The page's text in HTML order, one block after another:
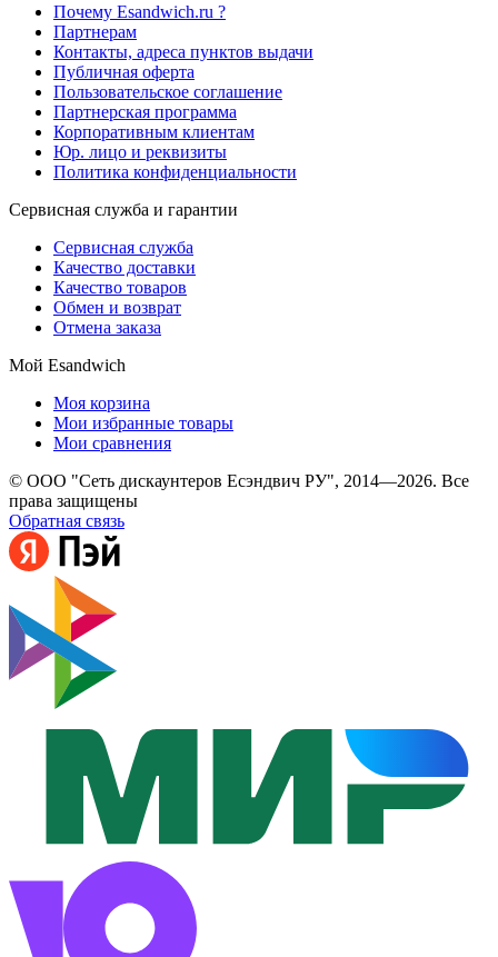
Почему Esandwich.ru ?
Партнерам
Контакты, адреса пунктов выдачи
Публичная оферта
Пользовательское соглашение
Партнерская программа
Корпоративным клиентам
Юр. лицо и реквизиты
Политика конфиденциальности
Сервисная служба и гарантии
Сервисная служба
Качество доставки
Качество товаров
Обмен и возврат
Отмена заказа
Мой Esandwich
Моя корзина
Мои избранные товары
Мои сравнения
© ООО "Сеть дискаунтеров Есэндвич РУ", 2014—2026. Все
права защищены
Обратная связь